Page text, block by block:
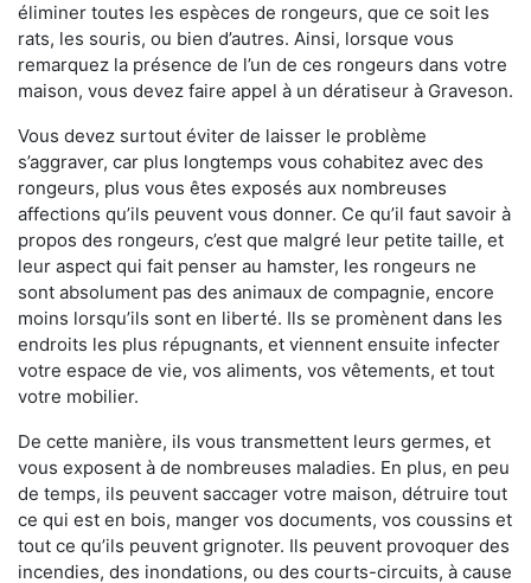
éliminer toutes les espèces de rongeurs, que ce soit les
rats, les souris, ou bien d’autres. Ainsi, lorsque vous
remarquez la présence de l’un de ces rongeurs dans votre
maison, vous devez faire appel à un dératiseur à Graveson.
Vous devez surtout éviter de laisser le problème
s’aggraver, car plus longtemps vous cohabitez avec des
rongeurs, plus vous êtes exposés aux nombreuses
affections qu’ils peuvent vous donner. Ce qu’il faut savoir à
propos des rongeurs, c’est que malgré leur petite taille, et
leur aspect qui fait penser au hamster, les rongeurs ne
sont absolument pas des animaux de compagnie, encore
moins lorsqu’ils sont en liberté. Ils se promènent dans les
endroits les plus répugnants, et viennent ensuite infecter
votre espace de vie, vos aliments, vos vêtements, et tout
votre mobilier.
De cette manière, ils vous transmettent leurs germes, et
vous exposent à de nombreuses maladies. En plus, en peu
de temps, ils peuvent saccager votre maison, détruire tout
ce qui est en bois, manger vos documents, vos coussins et
tout ce qu’ils peuvent grignoter. Ils peuvent provoquer des
incendies, des inondations, ou des courts-circuits, à cause